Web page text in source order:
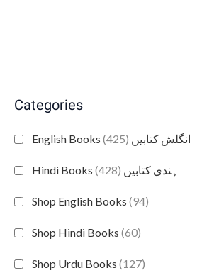
Categories
English Books انگلش کتابیں (425)
Hindi Books ہندی کتابیں (428)
Shop English Books (94)
Shop Hindi Books (60)
Shop Urdu Books (127)